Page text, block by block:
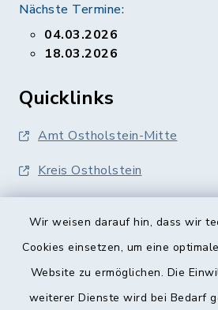
Wir weisen darauf hin, dass wir
Cookies einsetzen, um eine
Website zu ermöglichen. Die
weiterer Dienste wird bei Bedarf
Nächste Termine:
04.03.2026
18.03.2026
Quicklinks
Amt Ostholstein-Mitte
Kreis Ostholstein